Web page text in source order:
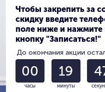
Чтобы закрепить за
скидку введите
поле ниже и нажмите
кнопку "Записаться!"
До окончания акции
00
часы
19
минуты